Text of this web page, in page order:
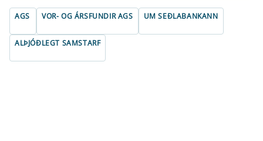
AGS VOR- OG ÁRSFUNDIR AGS UM SEÐLABANKANN
ALÞJÓÐLEGT SAMSTARF